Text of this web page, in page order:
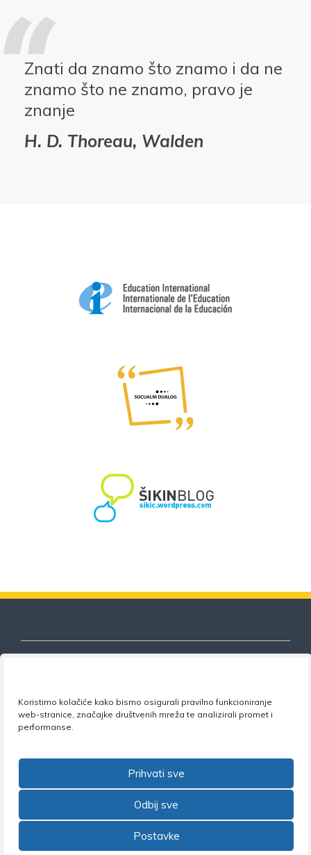
Koristimo kolačiće kako bismo osigurali pravilno funkcioniranje
web-stranice, značajke društvenih mreža te analizirali promet i
performanse.
Prihvati sve
Odbij sve
Postavke
Znati da znamo što znamo i da ne
znamo što ne znamo, pravo je
znanje
H. D. Thoreau, Walden
Nezavisni sindikat znanosti i visokog
obrazovanja
Zagreb •
©2026 Nezavisni sindikat znanosti i visokog obrazovanja